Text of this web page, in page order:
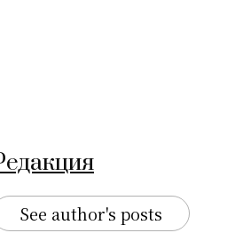
See author's posts